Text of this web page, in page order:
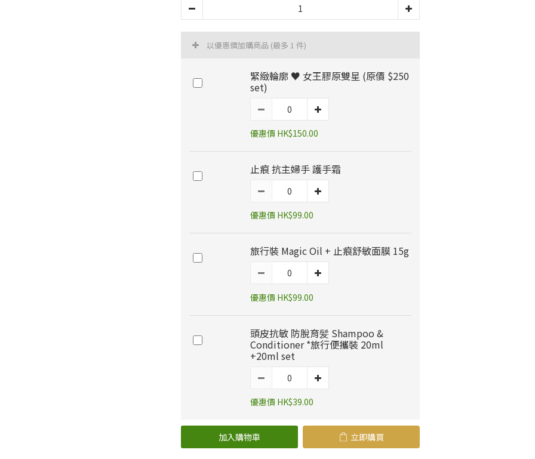
以優惠價加購商品 (最多 1 件)
緊緻輪廓 ♥️ 女王膠原雙星 (原價 $250
set)
優惠價 HK$150.00
止痕 抗主婦手 護手霜
優惠價 HK$99.00
旅行裝 Magic Oil + 止痕舒敏面膜 15g
優惠價 HK$99.00
頭皮抗敏 防脫育髪 Shampoo &
Conditioner *旅行便攜裝 20ml
+20ml set
優惠價 HK$39.00
加入購物車 立即購買